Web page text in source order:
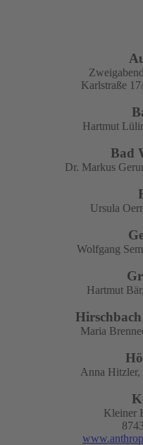
Karlstraße
Hartmut
Bad
Dr. Markus
Ursula
Wolfgang
Hartmut
Maria
Anna Hitzler,
Kleiner